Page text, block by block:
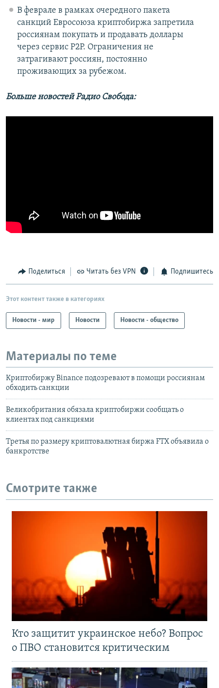
В феврале в рамках очередного пакета
санкций Евросоюза криптобиржа запретила
россиянам покупать и продавать доллары
через сервис P2P. Ограничения не
затрагивают россиян, постоянно
проживающих за рубежом.
Больше новостей Радио Свобода:
Поделиться Читать без VPN Подпишитесь
Этот контент также в категориях
Новости - мир Новости Новости - общество
Материалы по теме
Криптобиржу Binance подозревают в помощи россиянам
обходить санкции
Великобритания обязала криптобиржи сообщать о
клиентах под санкциями
Третья по размеру криптовалютная биржа FTX объявила о
банкротстве
Смотрите также
Кто защитит украинское небо? Вопрос
о ПВО становится критическим